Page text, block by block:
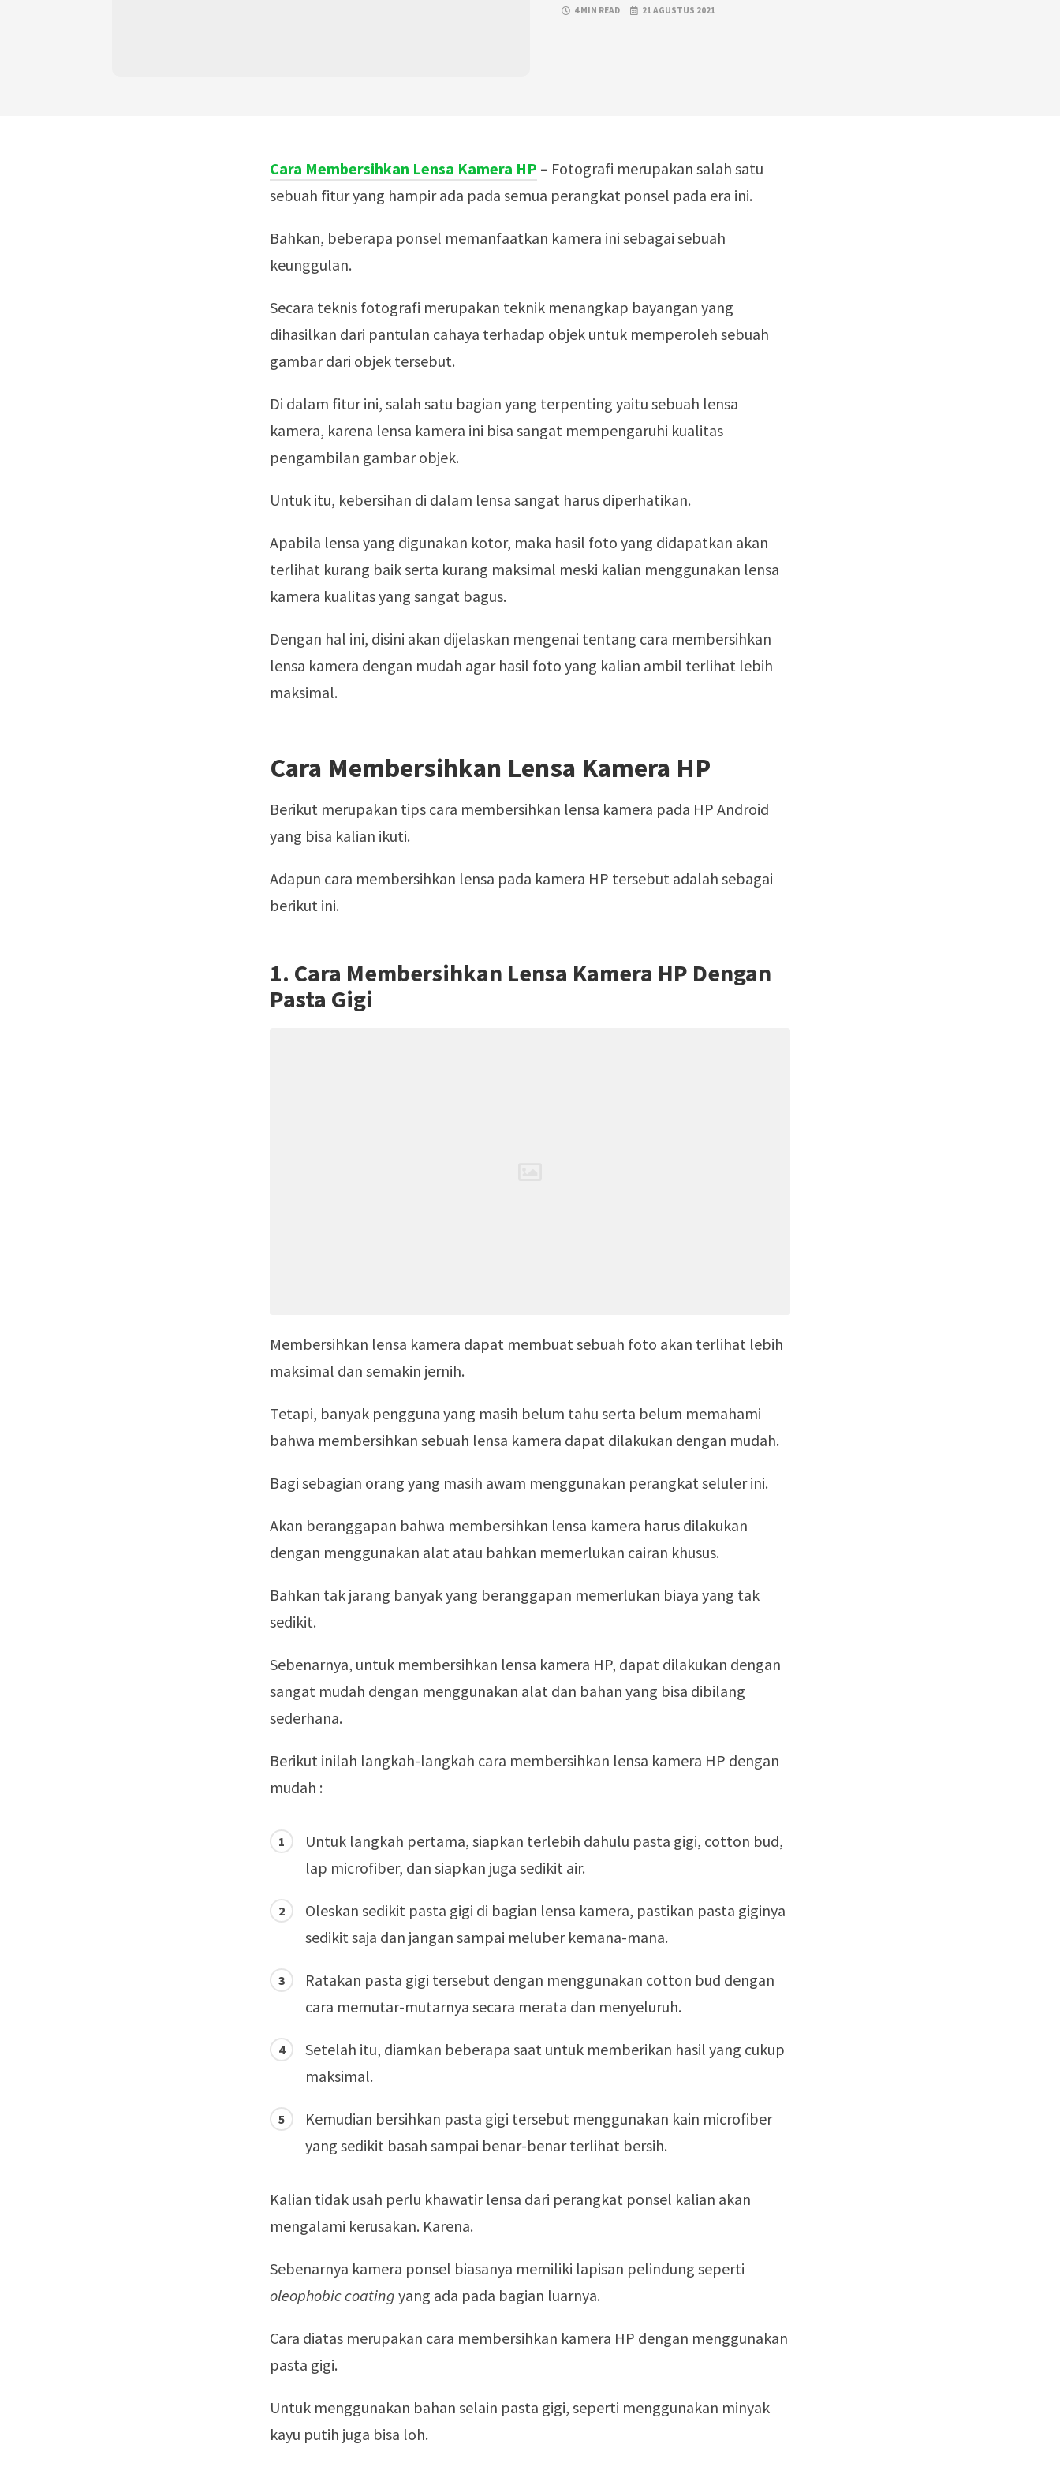
4 MIN READ 21 AGUSTUS 2021
Cara Membersihkan Lensa Kamera HP – Fotografi merupakan salah satu
sebuah fitur yang hampir ada pada semua perangkat ponsel pada era ini.
Bahkan, beberapa ponsel memanfaatkan kamera ini sebagai sebuah
keunggulan.
Secara teknis fotografi merupakan teknik menangkap bayangan yang
dihasilkan dari pantulan cahaya terhadap objek untuk memperoleh sebuah
gambar dari objek tersebut.
Di dalam fitur ini, salah satu bagian yang terpenting yaitu sebuah lensa
kamera, karena lensa kamera ini bisa sangat mempengaruhi kualitas
pengambilan gambar objek.
Untuk itu, kebersihan di dalam lensa sangat harus diperhatikan.
Apabila lensa yang digunakan kotor, maka hasil foto yang didapatkan akan
terlihat kurang baik serta kurang maksimal meski kalian menggunakan lensa
kamera kualitas yang sangat bagus.
Dengan hal ini, disini akan dijelaskan mengenai tentang cara membersihkan
lensa kamera dengan mudah agar hasil foto yang kalian ambil terlihat lebih
maksimal.
Cara Membersihkan Lensa Kamera HP
Berikut merupakan tips cara membersihkan lensa kamera pada HP Android
yang bisa kalian ikuti.
Adapun cara membersihkan lensa pada kamera HP tersebut adalah sebagai
berikut ini.
1. Cara Membersihkan Lensa Kamera HP Dengan
Pasta Gigi
Membersihkan lensa kamera dapat membuat sebuah foto akan terlihat lebih
maksimal dan semakin jernih.
Tetapi, banyak pengguna yang masih belum tahu serta belum memahami
bahwa membersihkan sebuah lensa kamera dapat dilakukan dengan mudah.
Bagi sebagian orang yang masih awam menggunakan perangkat seluler ini.
Akan beranggapan bahwa membersihkan lensa kamera harus dilakukan
dengan menggunakan alat atau bahkan memerlukan cairan khusus.
Bahkan tak jarang banyak yang beranggapan memerlukan biaya yang tak
sedikit.
Sebenarnya, untuk membersihkan lensa kamera HP, dapat dilakukan dengan
sangat mudah dengan menggunakan alat dan bahan yang bisa dibilang
sederhana.
Berikut inilah langkah-langkah cara membersihkan lensa kamera HP dengan
mudah :
Untuk langkah pertama, siapkan terlebih dahulu pasta gigi, cotton bud,
lap microfiber, dan siapkan juga sedikit air.
Oleskan sedikit pasta gigi di bagian lensa kamera, pastikan pasta giginya
sedikit saja dan jangan sampai meluber kemana-mana.
Ratakan pasta gigi tersebut dengan menggunakan cotton bud dengan
cara memutar-mutarnya secara merata dan menyeluruh.
Setelah itu, diamkan beberapa saat untuk memberikan hasil yang cukup
maksimal.
Kemudian bersihkan pasta gigi tersebut menggunakan kain microfiber
yang sedikit basah sampai benar-benar terlihat bersih.
Kalian tidak usah perlu khawatir lensa dari perangkat ponsel kalian akan
mengalami kerusakan. Karena.
Sebenarnya kamera ponsel biasanya memiliki lapisan pelindung seperti
oleophobic coating yang ada pada bagian luarnya.
Cara diatas merupakan cara membersihkan kamera HP dengan menggunakan
pasta gigi.
Untuk menggunakan bahan selain pasta gigi, seperti menggunakan minyak
kayu putih juga bisa loh.